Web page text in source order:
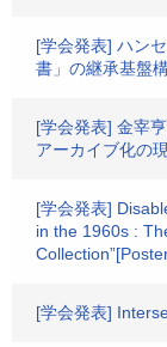
[学会発表] ハン
書」の継承基盤
[学会発表] 金宰
アーカイブ化の
[学会発表]
in the 1960s :
[学会発表]